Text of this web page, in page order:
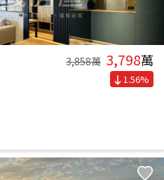
3,858萬 3,798萬
1.56%